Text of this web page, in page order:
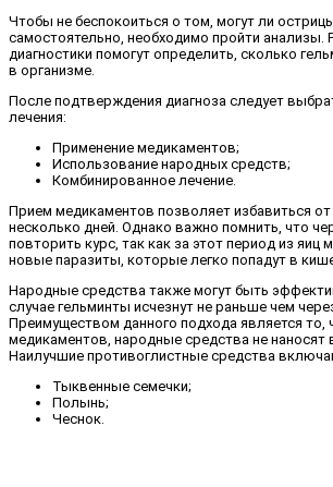
Чтобы не беспокоиться о том, могут ли
самостоятельно, необходимо пройти анализы.
диагностики помогут определить, сколько
в организме.
После подтверждения диагноза следует
лечения:
Применение медикаментов;
Использование народных средств;
Комбинированное лечение.
Прием медикаментов позволяет избавиться от
несколько дней. Однако важно помнить, что
повторить курс, так как за этот период из яиц
новые паразиты, которые легко попадут в
Народные средства также могут быть
случае гельминты исчезнут не раньше чем
Преимуществом данного подхода является то,
медикаментов, народные средства не наносят
Наилучшие противоглистные средства
Тыквенные семечки;
Полынь;
Чеснок.